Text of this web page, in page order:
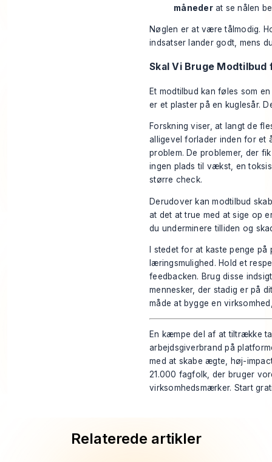
månederat se nålen
Nøglen er at være tålmodig.
indsatser lander godt, mens
Skal Vi Bruge Modtilbud
Et modtilbud kan føles som
er et plaster på en kuglesår.
Forskning viser, at langt de
alligevel forlader inden for et
problem. De problemer, der
ingen plads til vækst, en
større check.
Derudover kan modtilbud
at det at true med at sige op
du underminere tilliden og
I stedet for at kaste penge
læringsmulighed. Hold et
feedbacken. Brug disse
mennesker, der stadig er på
måde at bygge en
En kæmpe del af at tiltrække
arbejdsgiverbrand på
med at skabe ægte, høj-
21.000 fagfolk, der bruger
virksomhedsmærker. Start
Relaterede artikler